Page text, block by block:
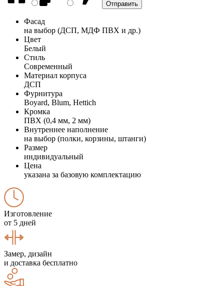
Фасад
на выбор (ДСП, МДФ ПВХ и др.)
Цвет
Белый
Стиль
Современный
Материал корпуса
ДСП
Фурнитура
Boyard, Blum, Hettich
Кромка
ПВХ (0,4 мм, 2 мм)
Внутреннее наполнение
на выбор (полки, корзины, штанги)
Размер
индивидуальный
Цена
указана за базовую комплектацию
Изготовление
от 5 дней
Замер, дизайн
и доставка бесплатно